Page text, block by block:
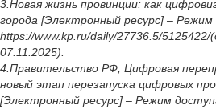
3.Новая жизнь провинции: как
города [Электронный ресурс] – Режим
https://www.kp.ru/daily/27736.5/
07.11.2025).
4.Правительство РФ, Цифровая
новый этап перезапуска цифровых
[Электронный ресурс] – Режим